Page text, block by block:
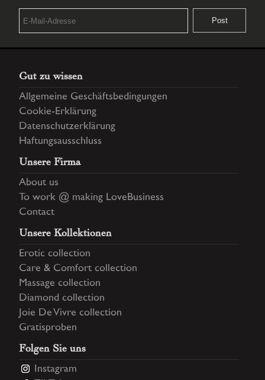
Gut zu wissen
Allgemeine Geschäftsbedingungen
Cookie-Erklärung
Datenschutzerklärung
Haftungsausschluss
Unsere Firma
About us
To work @ making LoveBusiness
Contact
Unsere Kollektionen
Erotic collection
Care & Comfort collection
Massage collection
Diamond collection
Joie De Vivre collection
Gratisproben
Folgen Sie uns
Instagram